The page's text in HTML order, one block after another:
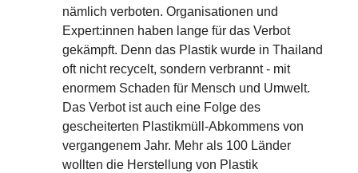
nämlich verboten. Organisationen und
Expert:innen haben lange für das Verbot
gekämpft. Denn das Plastik wurde in Thailand
oft nicht recycelt, sondern verbrannt - mit
enormem Schaden für Mensch und Umwelt.
Das Verbot ist auch eine Folge des
gescheiterten Plastikmüll-Abkommens von
vergangenem Jahr. Mehr als 100 Länder
wollten die Herstellung von Plastik